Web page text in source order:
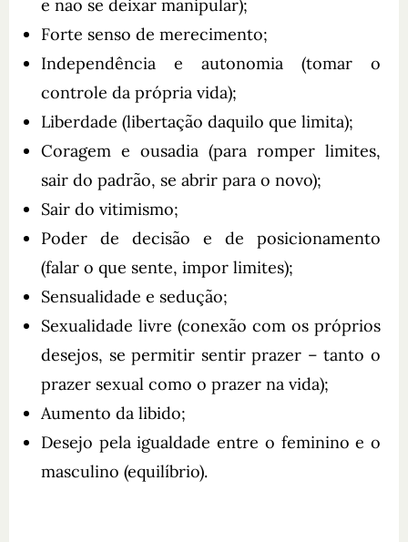
e não se deixar manipular);
Forte senso de merecimento;
Independência e autonomia (tomar o
controle da própria vida);
Liberdade (libertação daquilo que limita);
Coragem e ousadia (para romper limites,
sair do padrão, se abrir para o novo);
Sair do vitimismo;
Poder de decisão e de posicionamento
(falar o que sente, impor limites);
Sensualidade e sedução;
Sexualidade livre (conexão com os próprios
desejos, se permitir sentir prazer – tanto o
prazer sexual como o prazer na vida);
Aumento da libido;
Desejo pela igualdade entre o feminino e o
masculino (equilíbrio).